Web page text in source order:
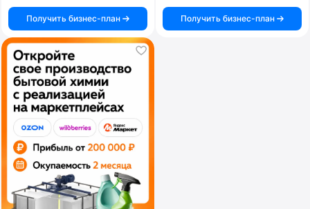
Получить бизнес-план Получить бизнес-план